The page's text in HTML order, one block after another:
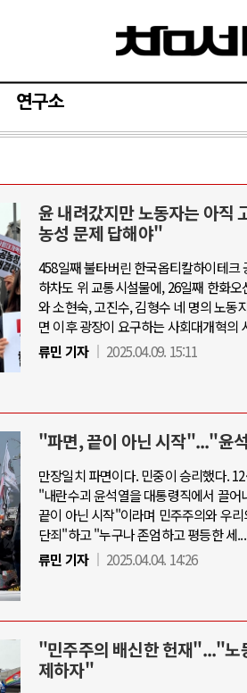
연구소
윤 내려갔지만 노동자는 아직
농성 문제 답해야"
458일째 불타버린 한국옵티칼하이테크
하차도 위 교통시설물에, 26일째 한화
와 소현숙, 고진수, 김형수 네 명의 노동
면 이후 광장이 요구하는 사회대개혁의
류민 기자
2025.04.09. 15:11
"파면, 끝이 아닌 시작"..."윤
만장일치 파면이다. 민중이 승리했다.
"내란수괴 윤석열을 대통령직에서 끌
끝이 아닌 시작"이라며 민주주의와 우
단죄"하고 "누구나 존엄하고 평등한 세...
류민 기자
2025.04.04. 14:26
"민주주의 배신한 헌재"..."노
제하자"
시아-우크라이나 전쟁
우크라이나, 대리전의 역..
나 드론 협력 직후, 러시아..
사지원 2027년까지 공..
마크, 에스토니아, 네덜란..
호르
호르
이란,
하